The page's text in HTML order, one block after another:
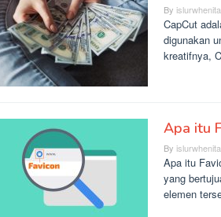
By
CapCut
digunakan
kreatifnya,
Apa itu
By
Apa itu
yang
elemen